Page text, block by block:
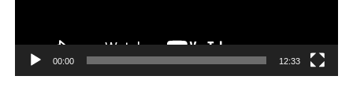
00:00 12:33